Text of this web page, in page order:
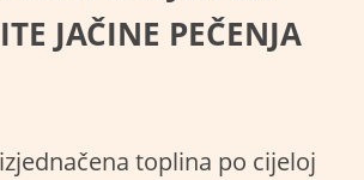
JAČINE PEČENJA
toplina po cijeloj